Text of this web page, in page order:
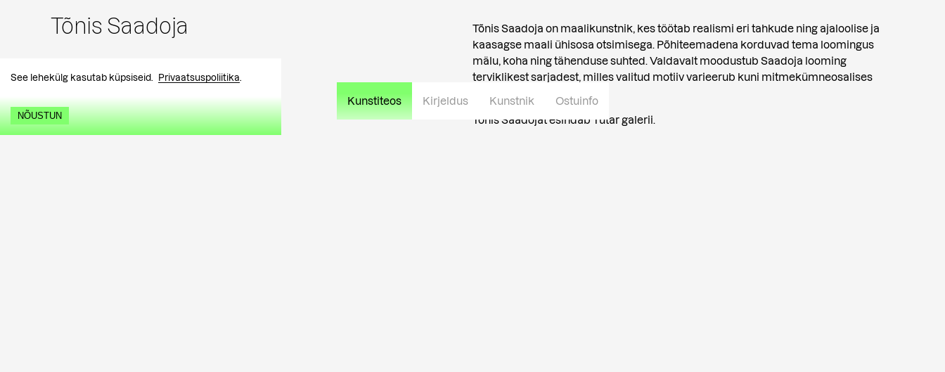
See lehekülg kasutab küpsiseid. Privaatsuspoliitika.
NÕUSTUN
Kunstiteos Kirjeldus Kunstnik Ostuinfo
Tõnis Saadoja
Tõnis Saadoja on maalikunstnik, kes töötab realismi eri tahkude ning ajaloolise ja
kaasagse maali ühisosa otsimisega. Põhiteemadena korduvad tema loomingus
mälu, koha ning tähenduse suhted. Valdavalt moodustub Saadoja looming
terviklikest sarjadest, milles valitud motiiv varieerub kuni mitmekümneosalises
Tõnis Saadojat esindab Tütar galerii.